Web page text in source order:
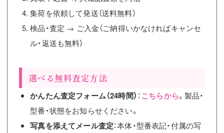
集荷を依頼して発送（送料無料）
検品・査定 → ご入金（ご納得いかなければキャンセ
ル・返送も無料）
選べる無料査定方法
かんたん査定フォーム（24時間） ：こちらから。製品・
型番・状態をお知らせください。
写真を添えてメール査定：本体・型番表記・付属の写